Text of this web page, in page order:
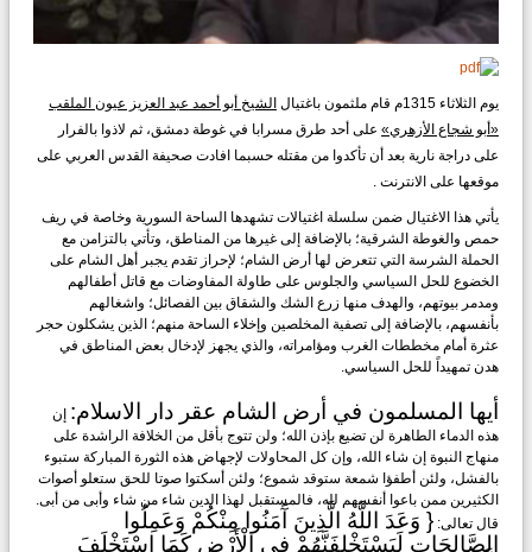
يوم الثلاثاء 1315م قام ملثمون باغتيال
الشيخ أبو أحمد عبد العزيز عيون الملقب
«أبو شجاع الأزهري» على أحد طرق مسرابا في غوطة دمشق، ثم لاذوا بالفرار
على دراجة نارية بعد أن تأكدوا من مقتله حسبما افادت صحيفة القدس العربي على
موقعها على الانترنت .
يأتي هذا الاغتيال ضمن سلسلة اغتيالات تشهدها الساحة السورية وخاصة في ريف
حمص والغوطة الشرقية؛ بالإضافة إلى غيرها من المناطق، وتأتي بالتزامن مع
الحملة الشرسة التي تتعرض لها أرض الشام؛ لإحراز تقدم يجبر أهل الشام على
الخضوع للحل السياسي والجلوس على طاولة المفاوضات مع قاتل أطفالهم
ومدمر بيوتهم، والهدف منها زرع الشك والشقاق بين الفصائل؛ واشغالهم
بأنفسهم، بالإضافة إلى تصفية المخلصين وإخلاء الساحة منهم؛ الذين يشكلون حجر
عثرة أمام مخططات الغرب ومؤامراته، والذي يجهز لإدخال بعض المناطق في
هدن تمهيداً للحل السياسي.
أيها المسلمون في أرض الشام عقر دار الاسلام: إن
هذه الدماء الطاهرة لن تضيع بإذن الله؛ ولن تتوج بأقل من الخلافة الراشدة على
منهاج النبوة إن شاء الله، وإن كل المحاولات لإجهاض هذه الثورة المباركة ستبوء
بالفشل، ولئن أطفؤا شمعة ستوقد شموع؛ ولئن أسكتوا صوتا للحق ستعلو أصوات
الكثيرين ممن باعوا أنفسهم لله، فالمستقبل لهذا الدين شاء من شاء وأبى من أبى.
قال تعالى: { وَعَدَ اللَّهُ الَّذِينَ آَمَنُوا مِنْكُمْ وَعَمِلُوا
الصَّالِحَاتِ لَيَسْتَخْلِفَنَّهُمْ فِي الْأَرْضِ كَمَا اسْتَخْلَفَ